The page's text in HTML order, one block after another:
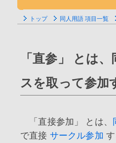
トップ 同人用語 項目一覧
「直参」 とは
スを取って参加
「直接参加」 とは、
で直接 サークル参加